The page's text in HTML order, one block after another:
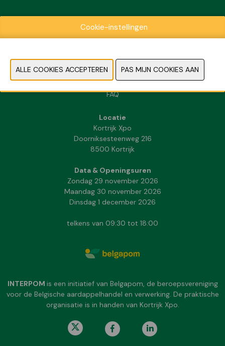
Exposantenlijst
Contact
Pers- en beeldmateriaal
FAQ
Locatie
Kortrijk Xpo
Doorniksesteenweg 216
8500 Kortrijk
Data & Openingsuren
Zondag 29 november 2026
Maandag 30 november 2026
Dinsdag 1 december 2026
telkens van 09:30 tot 18:00
INTERPOM is een initiatief van Belgapom, de beroepsvereniging
voor de Belgische aardappelhandel en verwerking. De praktische
organisatie is in handen van Kortrijk Xpo.
Cookie-instellingen